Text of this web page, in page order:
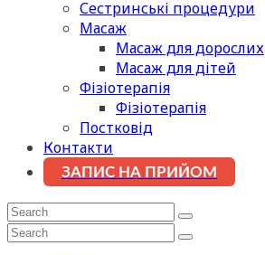
Сестринські процедури
Масаж
Масаж для дорослих
Масаж для дітей
Фізіотерапія
Фізіотерапія
Постковід
Контакти
ЗАПИС НА ПРИЙОМ